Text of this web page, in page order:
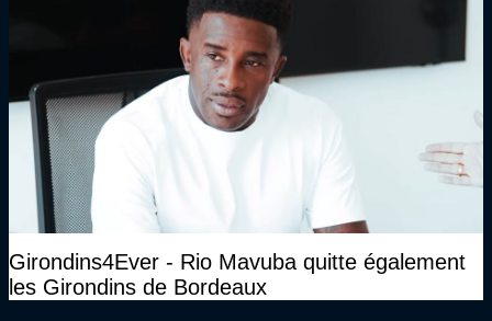
Girondins4Ever - Rio Mavuba quitte également
les Girondins de Bordeaux